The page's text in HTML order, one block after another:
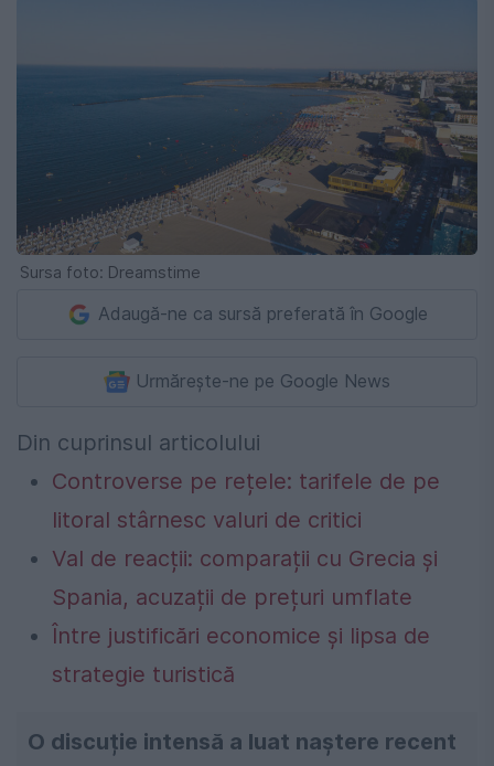
Sursa foto: Dreamstime
Adaugă-ne ca sursă preferată în Google
Urmărește-ne pe Google News
Din cuprinsul articolului
Controverse pe rețele: tarifele de pe
litoral stârnesc valuri de critici
Val de reacții: comparații cu Grecia și
Spania, acuzații de prețuri umflate
Între justificări economice și lipsa de
strategie turistică
O discuție intensă a luat naștere recent